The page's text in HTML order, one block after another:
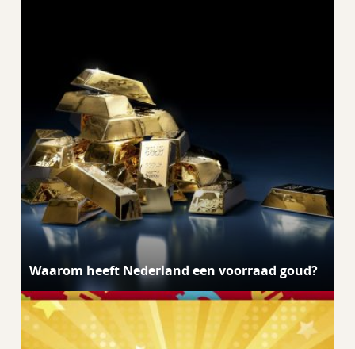
Waarom heeft Nederland een voorraad goud?